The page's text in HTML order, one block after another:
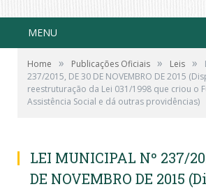
MENU
Home » Publicações Oficiais » Leis »
237/2015, DE 30 DE NOVEMBRO DE 2015
reestruturação da Lei 031/1998 que criou o
Assistência Social e dá outras providências)
LEI MUNICIPAL Nº 237/
DE NOVEMBRO DE 2015